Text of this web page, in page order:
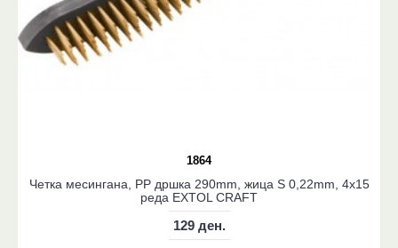
1864
Четка месингана, PP дршка 290mm, жица S 0,22mm, 4x15
реда EXTOL CRAFT
129 ден.